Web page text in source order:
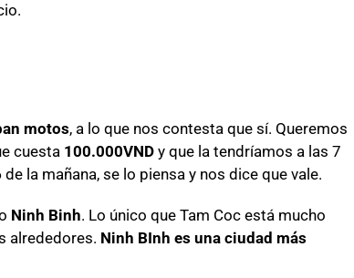
motos, a lo que nos contesta que sí. Queremos
cuesta 100.000VND y que la tendríamos a las 7
de la mañana, se lo piensa y nos dice que vale.
Ninh Binh. Lo único que Tam Coc está mucho
alrededores. Ninh BInh es una ciudad más